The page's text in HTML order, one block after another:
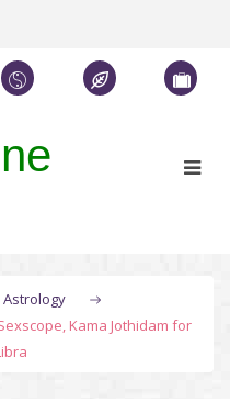
Astrology
Kama Jothidam for